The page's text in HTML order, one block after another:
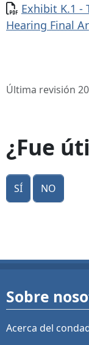
Documento
Exhibit K.1 -
Hearing Final
Última revisión
¿Fue
Sí No
Sobre
Acerca del